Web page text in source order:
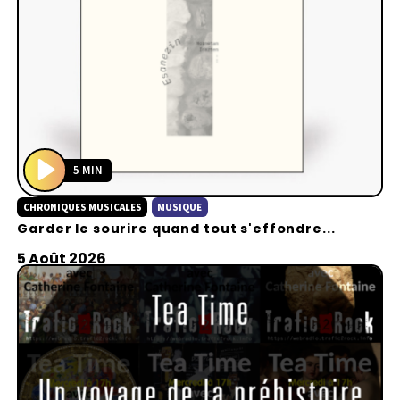
P
l
a
y
5 MIN
CHRONIQUES MUSICALES MUSIQUE
Garder le sourire quand tout s'effondre...
5 Août 2026